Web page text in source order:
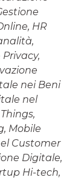
HR
nei Beni
nel
Mobile
Customer
Digitale,
Hi-tech,